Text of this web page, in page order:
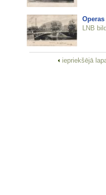
LNB
iepriekšējā